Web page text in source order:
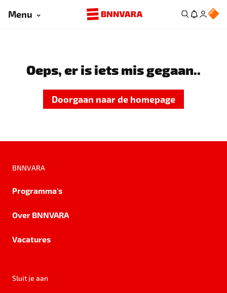
Menu
Oeps, er is iets mis gegaan..
Doorgaan naar de homepage
BNNVARA
Programma's
Over BNNVARA
Vacatures
Sluit je aan